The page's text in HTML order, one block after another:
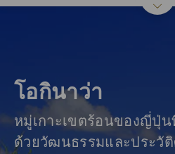
โอกินาว่า
หมู่เกาะเขตร้อนของญี่ปุ่น
ด้วยวัฒนธรรมและประวั